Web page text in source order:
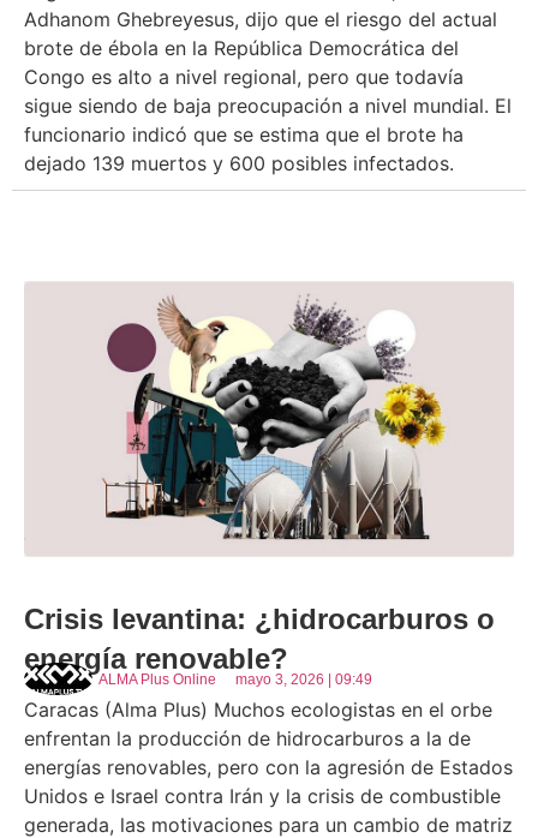
Adhanom Ghebreyesus, dijo que el riesgo del actual
brote de ébola en la República Democrática del
Congo es alto a nivel regional, pero que todavía
sigue siendo de baja preocupación a nivel mundial. El
funcionario indicó que se estima que el brote ha
dejado 139 muertos y 600 posibles infectados.
Crisis levantina: ¿hidrocarburos o
energía renovable?
ALMA Plus Online mayo 3, 2026 | 09:49
Caracas (Alma Plus) Muchos ecologistas en el orbe
enfrentan la producción de hidrocarburos a la de
energías renovables, pero con la agresión de Estados
Unidos e Israel contra Irán y la crisis de combustible
generada, las motivaciones para un cambio de matriz